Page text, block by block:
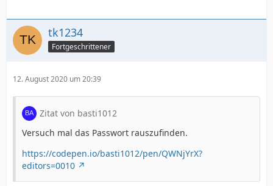
tk1234
Fortgeschrittener
12. August 2020 um 20:39
Zitat von basti1012
Versuch mal das Passwort rauszufinden.
https://codepen.io/basti1012/pen/QWNjYrX?
editors=0010